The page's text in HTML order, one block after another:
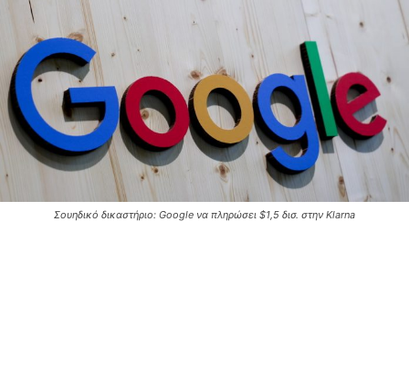
Σουηδικό δικαστήριο: Google να πληρώσει $1,5 δισ. στην Klarna